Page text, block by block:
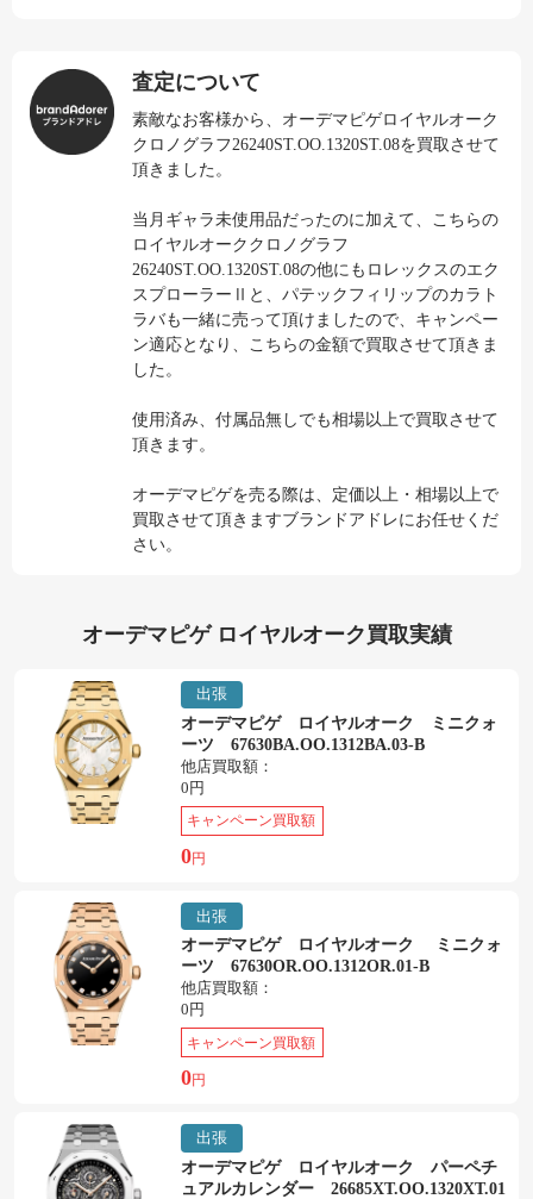
査定について
素敵なお客様から、オーデマピゲロイヤルオーク
クロノグラフ26240ST.OO.1320ST.08を買取させて
頂きました。
当月ギャラ未使用品だったのに加えて、こちらの
ロイヤルオーククロノグラフ
26240ST.OO.1320ST.08の他にもロレックスのエク
スプローラーⅡと、パテックフィリップのカラト
ラバも一緒に売って頂けましたので、キャンペー
ン適応となり、こちらの金額で買取させて頂きま
した。
使用済み、付属品無しでも相場以上で買取させて
頂きます。
オーデマピゲを売る際は、定価以上・相場以上で
買取させて頂きますブランドアドレにお任せくだ
さい。
オーデマピゲ ロイヤルオーク買取実績
出張
オーデマピゲ ロイヤルオーク ミニクォ
ーツ 67630BA.OO.1312BA.03-B
他店買取額：
0円
キャンペーン買取額
0円
出張
オーデマピゲ ロイヤルオーク ミニクォ
ーツ 67630OR.OO.1312OR.01-B
他店買取額：
0円
キャンペーン買取額
0円
出張
オーデマピゲ ロイヤルオーク パーペチ
ュアルカレンダー 26685XT.OO.1320XT.01